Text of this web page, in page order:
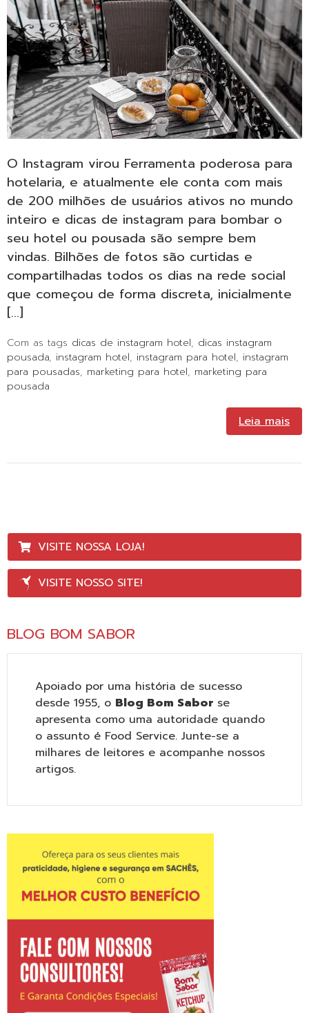
O Instagram virou Ferramenta poderosa para
hotelaria, e atualmente ele conta com mais
de 200 milhões de usuários ativos no mundo
inteiro e dicas de instagram para bombar o
seu hotel ou pousada são sempre bem
vindas. Bilhões de fotos são curtidas e
compartilhadas todos os dias na rede social
que começou de forma discreta, inicialmente
[…]
Com as tags dicas de instagram hotel, dicas instagram
pousada, instagram hotel, instagram para hotel, instagram
para pousadas, marketing para hotel, marketing para
pousada
Leia mais
VISITE NOSSA LOJA!
VISITE NOSSO SITE!
BLOG BOM SABOR
Apoiado por uma história de sucesso
desde 1955, o Blog Bom Sabor se
apresenta como uma autoridade quando
o assunto é Food Service. Junte-se a
milhares de leitores e acompanhe nossos
artigos.